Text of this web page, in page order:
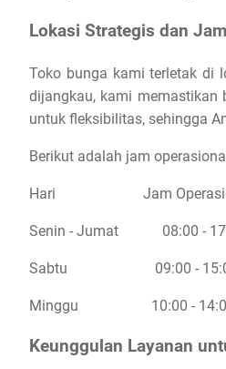
Lokasi Strategis dan
Toko bunga kami terletak di
dijangkau, kami memastikan
untuk fleksibilitas, sehingga
Berikut adalah jam
Hari Jam
Senin - Jumat 08:00 -
Sabtu 09:00 -
Minggu 10:00 -
Keunggulan Layanan